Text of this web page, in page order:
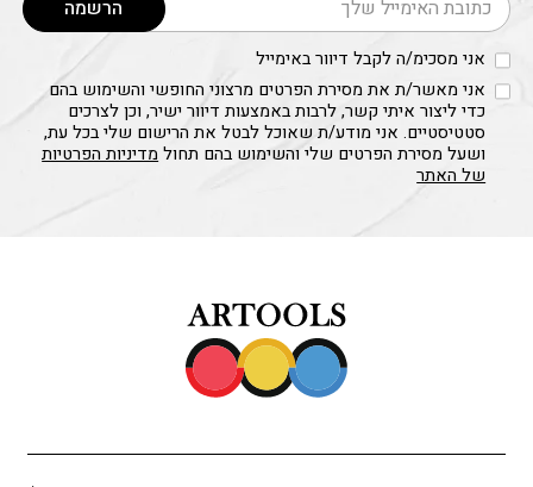
הרשמה
אני מסכימ/ה לקבל דיוור באימייל
אני מאשר/ת את מסירת הפרטים מרצוני החופשי והשימוש בהם
כדי ליצור איתי קשר, לרבות באמצעות דיוור ישיר, וכן לצרכים
סטטיסטיים. אני מודע/ת שאוכל לבטל את הרישום שלי בכל עת,
ושעל מסירת הפרטים שלי והשימוש בהם תחולמדיניות הפרטיות
של האתר